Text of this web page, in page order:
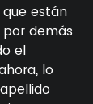
están
demás
el
lo